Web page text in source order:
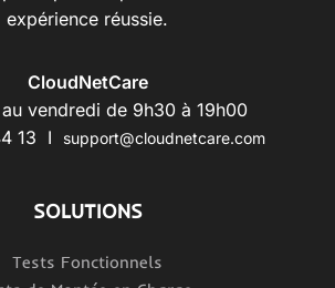
expérience réussie.
CloudNetCare
vendredi de 9h30 à 19h00
13 I
support@cloudnetcare.com
SOLUTIONS
Tests Fonctionnels